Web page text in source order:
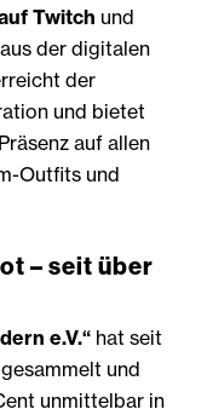
Twitch und
der digitalen
der
und bietet
auf allen
Outfits und
– seit über
e.V.“ hat seit
gesammelt und
unmittelbar in